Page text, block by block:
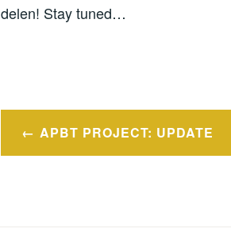
delen! Stay tuned…
Bericht
navigatie
APBT PROJECT: UPDATE